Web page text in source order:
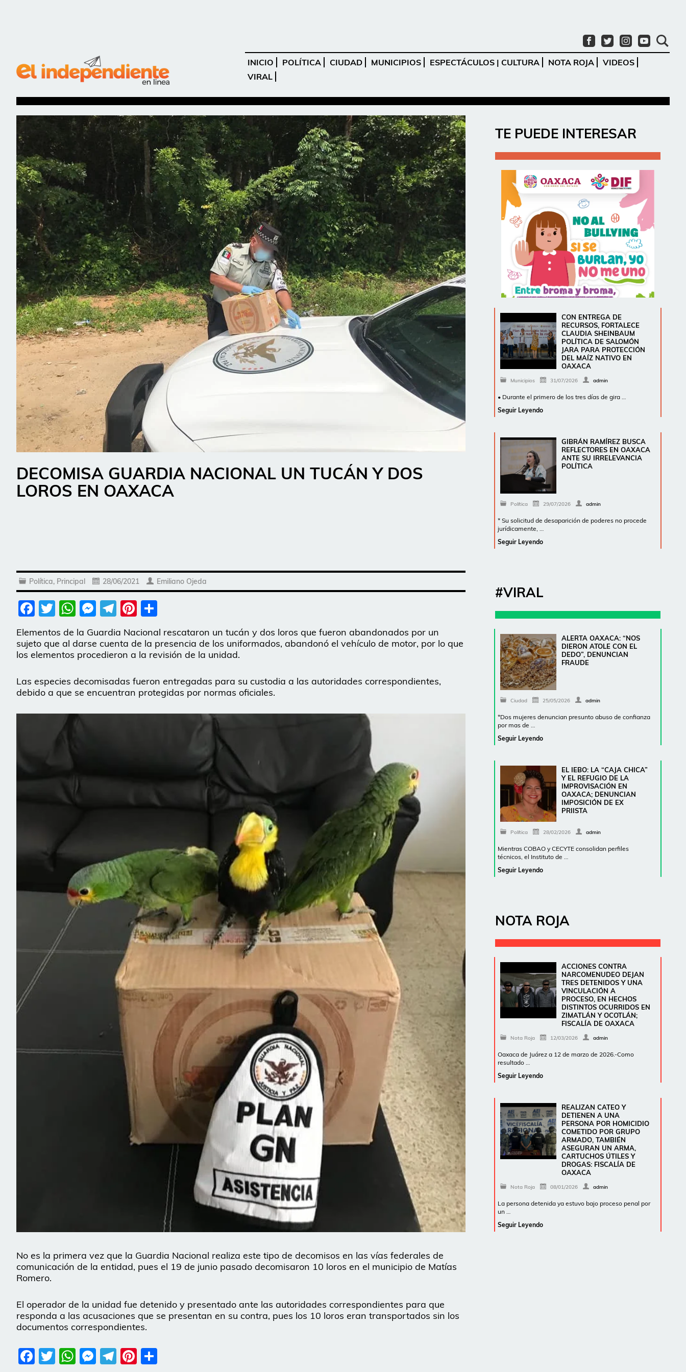
INICIO POLÍTICA CIUDAD MUNICIPIOS ESPECTÁCULOS | CULTURA NOTA ROJA
VIDEOS
VIRAL
DECOMISA GUARDIA NACIONAL UN TUCÁN Y DOS
LOROS EN OAXACA
Política, Principal 28/06/2021 Emiliano Ojeda
Facebook
Twitter
WhatsApp
Messenger
Telegram
Pinterest
Elementos de la Guardia Nacional rescataron un tucán y dos loros que fueron abandonados por un
sujeto que al darse cuenta de la presencia de los uniformados, abandonó el vehículo de motor, por lo que
los elementos procedieron a la revisión de la unidad.
Las especies decomisadas fueron entregadas para su custodia a las autoridades correspondientes,
debido a que se encuentran protegidas por normas oficiales.
No es la primera vez que la Guardia Nacional realiza este tipo de decomisos en las vías federales de
comunicación de la entidad, pues el 19 de junio pasado decomisaron 10 loros en el municipio de Matías
Romero.
El operador de la unidad fue detenido y presentado ante las autoridades correspondientes para que
responda a las acusaciones que se presentan en su contra, pues los 10 loros eran transportados sin los
documentos correspondientes.
Facebook
Twitter
WhatsApp
Messenger
Telegram
Pinterest
TE PUEDE INTERESAR
CON ENTREGA DE
RECURSOS, FORTALECE
CLAUDIA SHEINBAUM
POLÍTICA DE SALOMÓN
JARA PARA PROTECCIÓN
DEL MAÍZ NATIVO EN
OAXACA
Municipios 31/07/2026 admin
• Durante el primero de los tres días de gira …
Seguir Leyendo
GIBRÁN RAMÍREZ BUSCA
REFLECTORES EN OAXACA
ANTE SU IRRELEVANCIA
POLÍTICA
Política 29/07/2026 admin
* Su solicitud de desaparición de poderes no procede
jurídicamente, …
Seguir Leyendo
#VIRAL
ALERTA OAXACA: “NOS
DIERON ATOLE CON EL
DEDO”, DENUNCIAN
FRAUDE
Ciudad 25/05/2026 admin
*Dos mujeres denuncian presunto abuso de confianza
por mas de …
Seguir Leyendo
EL IEBO: LA “CAJA CHICA”
Y EL REFUGIO DE LA
IMPROVISACIÓN EN
OAXACA; DENUNCIAN
IMPOSICIÓN DE EX
PRIISTA
Política 28/02/2026 admin
Mientras COBAO y CECYTE consolidan perfiles
técnicos, el Instituto de …
Seguir Leyendo
NOTA ROJA
ACCIONES CONTRA
NARCOMENUDEO DEJAN
TRES DETENIDOS Y UNA
VINCULACIÓN A
PROCESO, EN HECHOS
DISTINTOS OCURRIDOS EN
ZIMATLÁN Y OCOTLÁN;
FISCALÍA DE OAXACA
Nota Roja 12/03/2026 admin
Oaxaca de Juárez a 12 de marzo de 2026.-Como
resultado …
Seguir Leyendo
REALIZAN CATEO Y
DETIENEN A UNA
PERSONA POR HOMICIDIO
COMETIDO POR GRUPO
ARMADO, TAMBIÉN
ASEGURAN UN ARMA,
CARTUCHOS ÚTILES Y
DROGAS: FISCALÍA DE
OAXACA
Nota Roja 08/01/2026 admin
La persona detenida ya estuvo bajo proceso penal por
un …
Seguir Leyendo